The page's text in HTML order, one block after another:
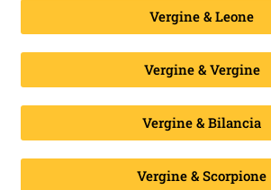
Vergine & Leone
Vergine & Vergine
Vergine & Bilancia
Vergine & Scorpione